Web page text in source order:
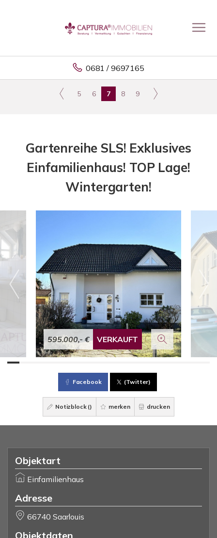
0681 / 9697165
5 6 7 8 9
Gartenreihe SLS! Exklusives
Einfamilienhaus! TOP Lage!
Wintergarten!
595.000,- € VERKAUFT
Facebook (Twitter)
Notizblock () merken drucken
Objektart
Einfamilienhaus
Adresse
66740 Saarlouis
Objektdaten